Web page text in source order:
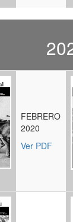
FEBRERO
2020
Ver PDF